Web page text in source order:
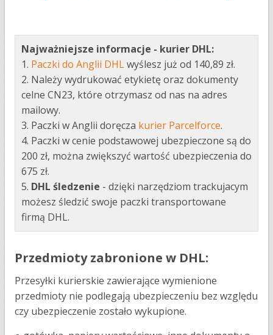
Najważniejsze informacje - kurier DHL:
1. Paczki do Anglii DHLwyślesz już od 140,89 zł.
2. Należy wydrukować etykietę oraz dokumenty
celne CN23, które otrzymasz od nas na adres
mailowy.
3. Paczki w Anglii doręcza kurier Parcelforce.
4. Paczki w cenie podstawowej ubezpieczone są do
200 zł, można zwiększyć wartość ubezpieczenia do
675 zł.
5. DHL śledzenie - dzięki narzędziom trackujacym
możesz śledzić swoje paczki transportowane
firmą DHL.
Przedmioty zabronione w DHL:
Przesyłki kurierskie zawierające wymienione
przedmioty nie podlegają ubezpieczeniu bez względu
czy ubezpieczenie zostało wykupione.